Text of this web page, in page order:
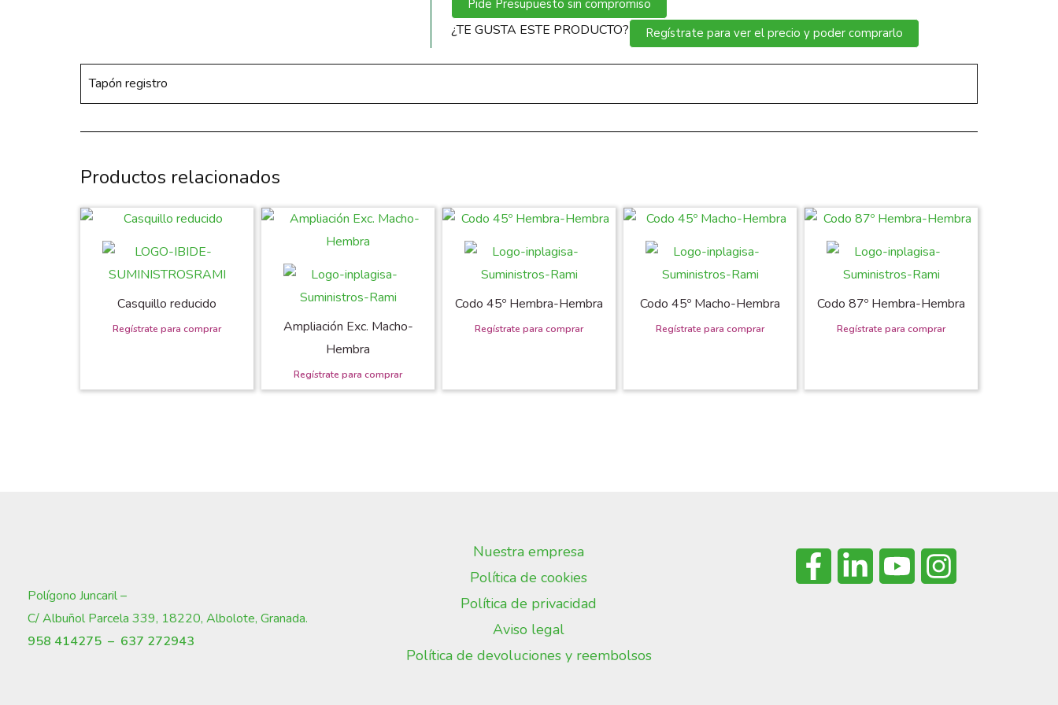
Pide Presupuesto sin compromiso
¿TE GUSTA ESTE PRODUCTO? Regístrate para ver el precio y poder comprarlo
Tapón registro
Productos relacionados
Casquillo reducido
Ampliación Exc. Macho-
Hembra
Codo 45º Hembra-Hembra Codo 45º Macho-Hembra Codo 87º Hembra-Hembra
Polígono Juncaril –
C/ Albuñol Parcela 339, 18220, Albolote, Granada.
958 414275 – 637 272943
Nuestra empresa
Política de cookies
Política de privacidad
Aviso legal
Política de devoluciones y reembolsos